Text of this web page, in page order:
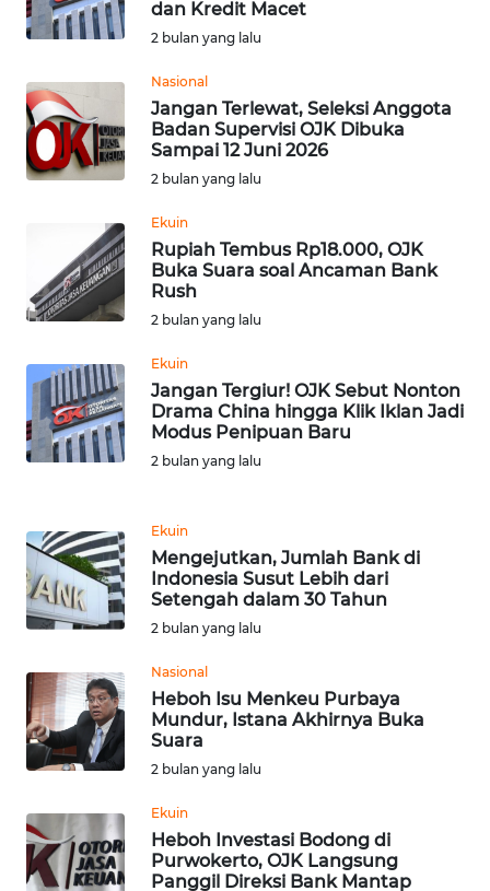
dan Kredit Macet
2 bulan yang lalu
Nasional
Jangan Terlewat, Seleksi Anggota
Badan Supervisi OJK Dibuka
Sampai 12 Juni 2026
2 bulan yang lalu
Ekuin
Rupiah Tembus Rp18.000, OJK
Buka Suara soal Ancaman Bank
Rush
2 bulan yang lalu
Ekuin
Jangan Tergiur! OJK Sebut Nonton
Drama China hingga Klik Iklan Jadi
Modus Penipuan Baru
2 bulan yang lalu
Ekuin
Mengejutkan, Jumlah Bank di
Indonesia Susut Lebih dari
Setengah dalam 30 Tahun
2 bulan yang lalu
Nasional
Heboh Isu Menkeu Purbaya
Mundur, Istana Akhirnya Buka
Suara
2 bulan yang lalu
Ekuin
Heboh Investasi Bodong di
Purwokerto, OJK Langsung
Panggil Direksi Bank Mantap
WN
DAIRI
WN
DANAU
TOBA
WN
LANGKAT
WN
TAPANULI
SELATAN
WN
KARO
SIMALUNGUN
WN
LABUHANBATU
WN
TAPANULI
TENGAH